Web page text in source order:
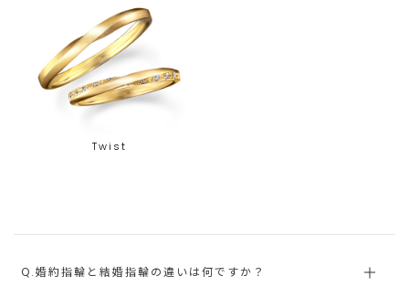
Twist
Q.婚約指輪と結婚指輪の違いは何ですか？